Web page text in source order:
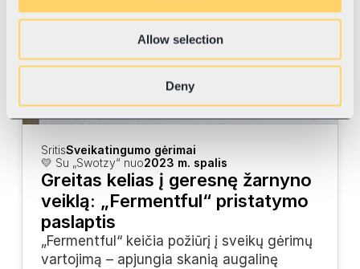
Allow selection
Deny
SritisSveikatingumo gėrimai
💛 Su „Swotzy“ nuo2023 m. spalis
Greitas kelias į geresnę žarnyno
veiklą: „Fermentful“ pristatymo
paslaptis
„Fermentful“ keičia požiūrį į sveikų gėrimų
vartojimą – apjungia skanią augalinę